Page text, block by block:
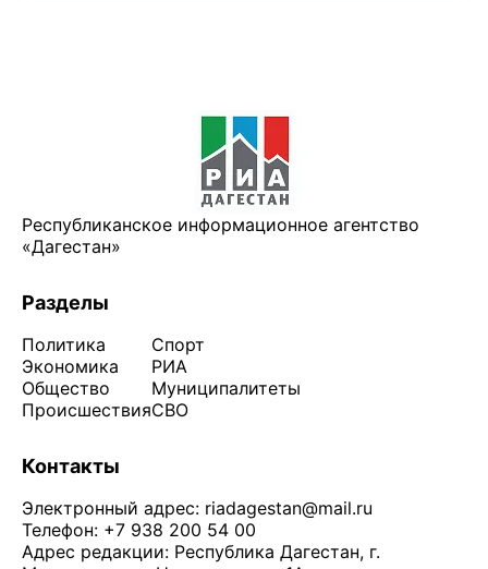
Республиканское информационное агентство
«Дагестан»
Разделы
Политика
Экономика
Общество
Происшествия
Спорт
РИА
Муниципалитеты
СВО
Контакты
Электронный адрес: riadagestan@mail.ru
Телефон: +7 938 200 54 00
Адрес редакции: Республика Дагестан, г.